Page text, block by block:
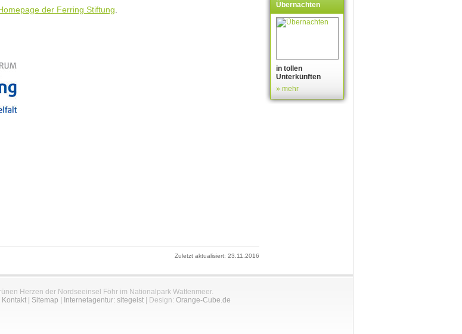
der Ferring Stiftung Übernachten
in tollen
Unterkünften
» mehr
Zuletzt aktualisiert: 23.11.2016
Herzen der Nordseeinsel Föhr im Nationalpark Wattenmeer.
Kontakt| Sitemap | Internetagentur: sitegeist| Design: Orange-Cube.de